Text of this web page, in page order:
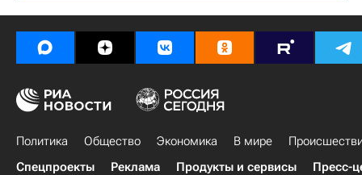
Политика Общество Экономика В мире
Спецпроекты
Реклама Продукты и сервисы Пресс-